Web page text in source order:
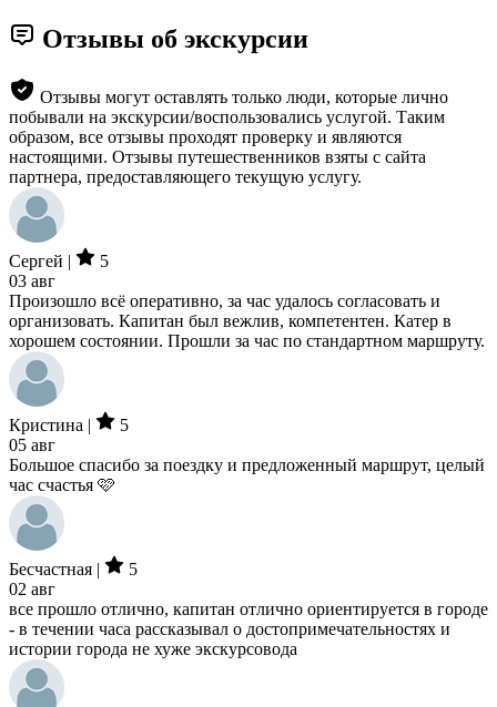
Отзывы об экскурсии
Отзывы могут оставлять только люди, которые лично
побывали на экскурсии/воспользовались услугой. Таким
образом, все отзывы проходят проверку и являются
настоящими. Отзывы путешественников взяты с сайта
партнера, предоставляющего текущую услугу.
Сергей |
5
03 авг
Произошло всё оперативно, за час удалось согласовать и
организовать. Капитан был вежлив, компетентен. Катер в
хорошем состоянии. Прошли за час по стандартном маршруту.
Кристина |
5
05 авг
Большое спасибо за поездку и предложенный маршрут, целый
час счастья 🩷
Бесчастная |
5
02 авг
все прошло отлично, капитан отлично ориентируется в городе
- в течении часа рассказывал о достопримечательностях и
истории города не хуже экскурсовода